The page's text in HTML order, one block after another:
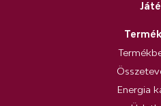
Energia